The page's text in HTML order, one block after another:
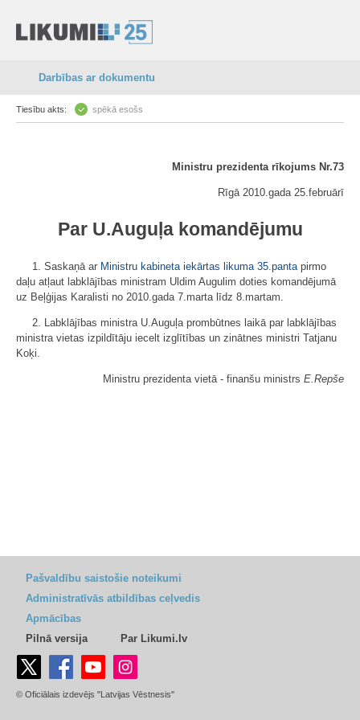
Darbības ar dokumentu
Tiesību akts: spēkā esošs
Ministru prezidenta rīkojums Nr.73
Rīgā 2010.gada 25.februārī
Par U.Auguļa komandējumu
1. Saskaņā ar Ministru kabineta iekārtas likuma 35.pantapirmo
daļu atļaut labklājības ministram Uldim Augulim doties komandējumā
uz Beļģijas Karalisti no 2010.gada 7.marta līdz 8.martam.
2. Labklājības ministra U.Auguļa prombūtnes laikā par labklājības
ministra vietas izpildītāju iecelt izglītības un zinātnes ministri Tatjanu
Koķi.
Ministru prezidenta vietā - finanšu ministrs E.Repše
Pašvaldību saistošie noteikumi
Administratīvās atbildības ceļvedis
Apmācības
Pilnā versija
Par Likumi.lv
© Oficiālais izdevējs "Latvijas Vēstnesis"